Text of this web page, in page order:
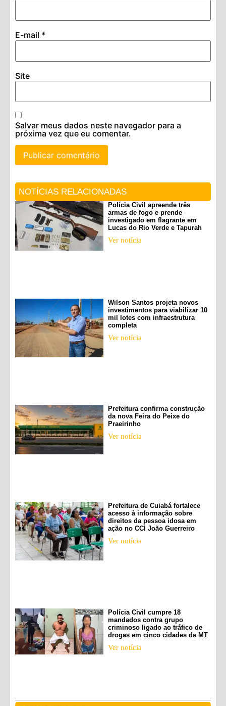
E-mail *
Site
Salvar meus dados neste navegador para a
próxima vez que eu comentar.
NOTÍCIAS RELACIONADAS
Polícia Civil apreende três
armas de fogo e prende
investigado em flagrante em
Lucas do Rio Verde e Tapurah
Ver notícia
Wilson Santos projeta novos
investimentos para viabilizar 10
mil lotes com infraestrutura
completa
Ver notícia
Prefeitura confirma construção
da nova Feira do Peixe do
Praeirinho
Ver notícia
Prefeitura de Cuiabá fortalece
acesso à informação sobre
direitos da pessoa idosa em
ação no CCI João Guerreiro
Ver notícia
Polícia Civil cumpre 18
mandados contra grupo
criminoso ligado ao tráfico de
drogas em cinco cidades de MT
Ver notícia